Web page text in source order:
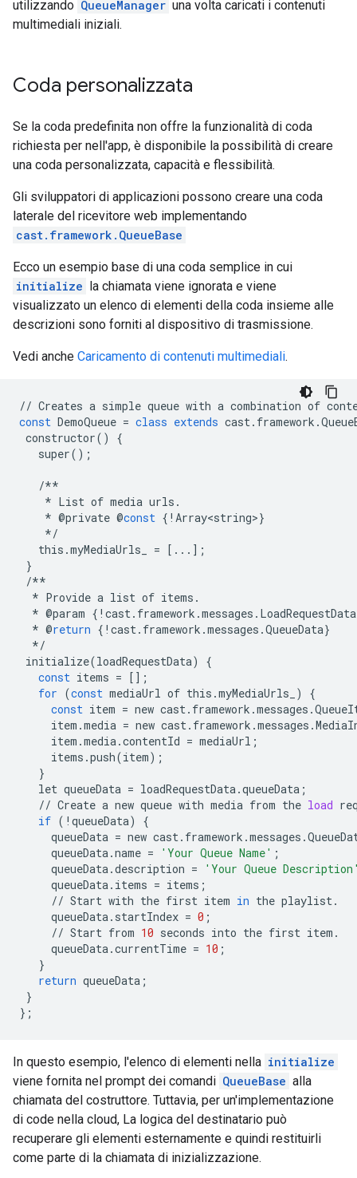
utilizzando QueueManager una volta caricati i contenuti
multimediali iniziali.
Coda personalizzata
Se la coda predefinita non offre la funzionalità di coda
richiesta per nell'app, è disponibile la possibilità di creare
una coda personalizzata, capacità e flessibilità.
Gli sviluppatori di applicazioni possono creare una coda
laterale del ricevitore web implementando
cast.framework.QueueBase
Ecco un esempio base di una coda semplice in cui
initialize la chiamata viene ignorata e viene
visualizzato un elenco di elementi della coda insieme alle
descrizioni sono forniti al dispositivo di trasmissione.
Vedi anche Caricamento di contenuti multimediali.
// Creates a simple queue with a combination of
const DemoQueue = class extends cast. framework .
constructor()
{
super();
/**
* List of media urls .
* @private @const { ! Array<string>}
*/
this .myMediaUrls_ = [ ... ];
}
/**
* Provide a list of items .
* @param { ! cast. framework .messages . LoadRequestData
* @return { ! cast. framework .messages .QueueData}
*/
initialize(loadRequestData)
{
const items = [];
for (const mediaUrl of this .myMediaUrls_ )
{
const item = new cast. framework .messages .
item .media = new cast. framework .messages .
item .media.contentId = mediaUrl ;
items .push(item);
}
let queueData = loadRequestData.queueData ;
// Create a new queue with media from the load
if ( ! queueData)
{
queueData = new cast. framework .messages .
queueData.name = 'Your Queue Name' ;
queueData.description =
'Your Queue
queueData. items = items ;
// Start with the first item in the playlist.
queueData. startIndex = 0 ;
// Start from 10 seconds into the first item .
queueData.currentTime = 10 ;
}
return queueData ;
}
};
In questo esempio, l'elenco di elementi nella initialize
viene fornita nel prompt dei comandi QueueBase alla
chiamata del costruttore. Tuttavia, per un'implementazione
di code nella cloud, La logica del destinatario può
recuperare gli elementi esternamente e quindi restituirli
come parte di la chiamata di inizializzazione.